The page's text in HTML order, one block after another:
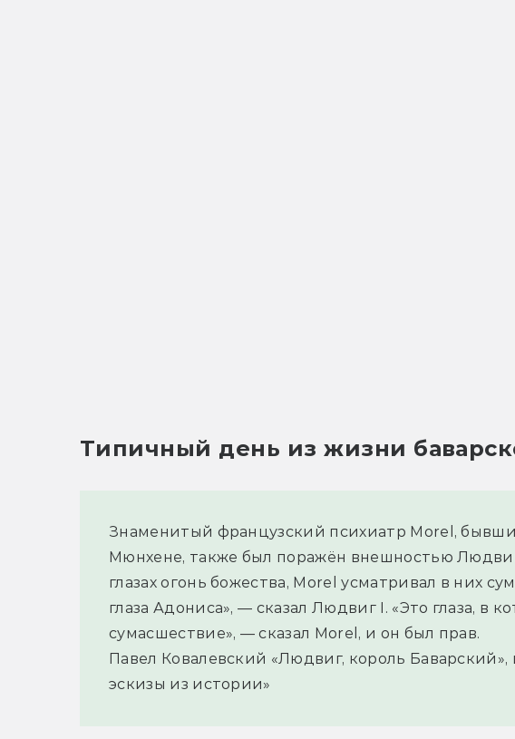
Типичный день из жизни
Знаменитый французский психиатр Morel,
Мюнхене, также был поражён внешностью
глазах огонь божества, Morel усматривал в них
глаза Адониса», — сказал Людвиг I. «Это глаза, в
сумасшествие», — сказал Morel, и он был прав.
Павел Ковалевский «Людвиг, король
эскизы из истории»